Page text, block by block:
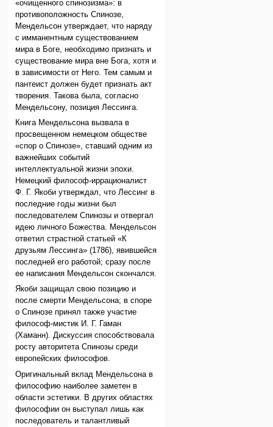
«очищенного спинозизма»: в
противоположность Спинозе,
Мендельсон утверждает, что наряду
с имманентным существованием
мира в Боге, необходимо признать и
существование мира вне Бога, хотя и
в зависимости от Него. Тем самым и
пантеист должен будет признать акт
творения. Такова была, согласно
Мендельсону, позиция Лессинга.
Книга Мендельсона вызвала в
просвещенном немецком обществе
«спор о Спинозе», ставший одним из
важнейших событий
интеллектуальной жизни эпохи.
Немецкий философ-иррационалист
Ф. Г. Якоби утверждал, что Лессинг в
последние годы жизни был
последователем Спинозы и отвергал
идею личного Божества. Мендельсон
ответил страстной статьей «К
друзьям Лессинга» (1786), явившейся
последней его работой; сразу после
ее написания Мендельсон скончался.
Якоби защищал свою позицию и
после смерти Мендельсона; в споре
о Спинозе принял также участие
философ-мистик И. Г. Гаман
(Хаманн). Дискуссия способствовала
росту авторитета Спинозы среди
европейских философов.
Оригинальный вклад Мендельсона в
философию наиболее заметен в
области эстетики. В других областях
философии он выступал лишь как
последователь и талантливый